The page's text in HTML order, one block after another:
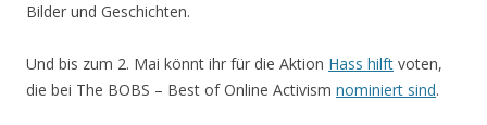
Bilder und Geschichten.
Und bis zum 2. Mai könnt ihr für die Aktion Hass hilft voten,
die bei The BOBS – Best of Online Activism nominiert sind.